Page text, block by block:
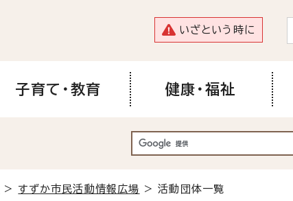
いざという時に
子育て・教育 健康・福祉
> すずか市民活動情報広場 > 活動団体一覧